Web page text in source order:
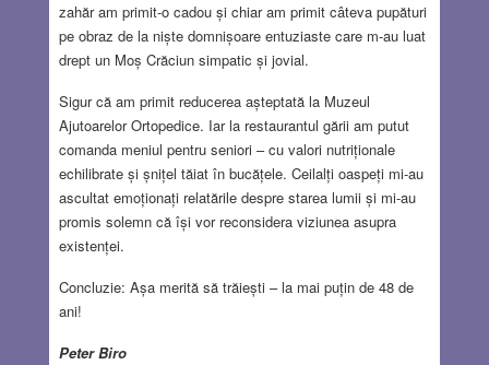
zahăr am primit-o cadou și chiar am primit câteva pupături
pe obraz de la niște domnișoare entuziaste care m-au luat
drept un Moș Crăciun simpatic și jovial.
Sigur că am primit reducerea așteptată la Muzeul
Ajutoarelor Ortopedice. Iar la restaurantul gării am putut
comanda meniul pentru seniori – cu valori nutriționale
echilibrate și șnițel tăiat în bucățele. Ceilalți oaspeți mi-au
ascultat emoționați relatările despre starea lumii și mi-au
promis solemn că își vor reconsidera viziunea asupra
existenței.
Concluzie: Așa merită să trăiești – la mai puțin de 48 de
ani!
Peter Biro